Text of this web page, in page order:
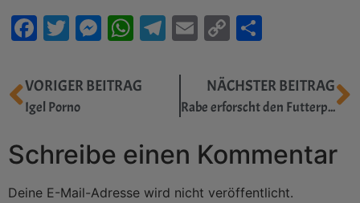
Facebook
Twitter
Messenger
WhatsApp
Telegram
Email
Copy
VORIGER BEITRAG
Igel Porno
NÄCHSTER BEITRAG
Rabe erforscht den Futterplatz
Schreibe einen Kommentar
Deine E-Mail-Adresse wird nicht veröffentlicht.